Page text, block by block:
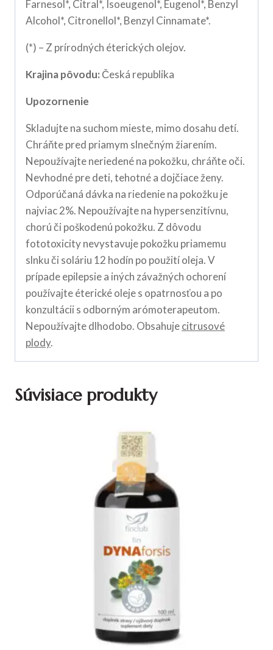
Farnesol*, Citral*, Isoeugenol*, Eugenol*, Benzyl
Alcohol*, Citronellol*, Benzyl Cinnamate*.
(*) – Z prírodných éterických olejov.
Krajina pôvodu: Česká republika
Upozornenie
Skladujte na suchom mieste, mimo dosahu detí.
Chráňte pred priamym slnečným žiarením.
Nepoužívajte neriedené na pokožku, chráňte oči.
Nevhodné pre deti, tehotné a dojčiace ženy.
Odporúčaná dávka na riedenie na pokožku je
najviac 2%. Nepoužívajte na hypersenzitívnu,
chorú či poškodenú pokožku. Z dôvodu
fototoxicity nevystavuje pokožku priamemu
slnku či soláriu 12 hodín po použití oleja. V
prípade epilepsie a iných závažných ochorení
používajte éterické oleje s opatrnosťou a po
konzultácii s odborným arómoterapeutom.
Nepoužívajte dlhodobo. Obsahujecitrusové
plody.
Súvisiace produkty